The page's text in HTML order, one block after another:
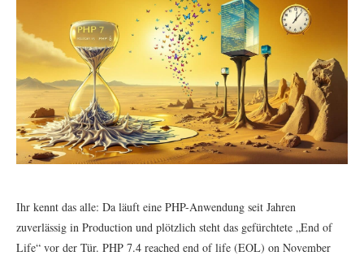
Ihr kennt das alle: Da läuft eine PHP-Anwendung seit Jahren
zuverlässig in Production und plötzlich steht das gefürchtete „End of
Life“ vor der Tür. PHP 7.4 reached end of life (EOL) on November